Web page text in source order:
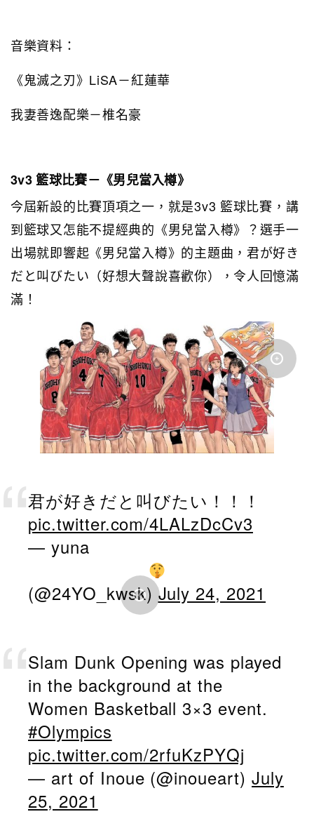
音樂資料：
《鬼滅之刃》LiSA－紅蓮華
我妻善逸配樂－椎名豪
3v3 籃球比賽－《男兒當入樽》
今屆新設的比賽頂項之一，就是3v3 籃球比賽，講
到籃球又怎能不提經典的《男兒當入樽》？選手一
出場就即響起《男兒當入樽》的主題曲，君が好き
だと叫びたい（好想大聲說喜歡你），令人回憶滿
滿！
君が好きだと叫びたい！！！
pic.twitter.com/4LALzDcCv3
— yuna
(@24YO_kwsk)July 24, 2021
Slam Dunk Opening was played
in the background at the
Women Basketball 3×3 event.
#Olympics
pic.twitter.com/2rfuKzPYQj
— art of Inoue (@inoueart)July
25, 2021